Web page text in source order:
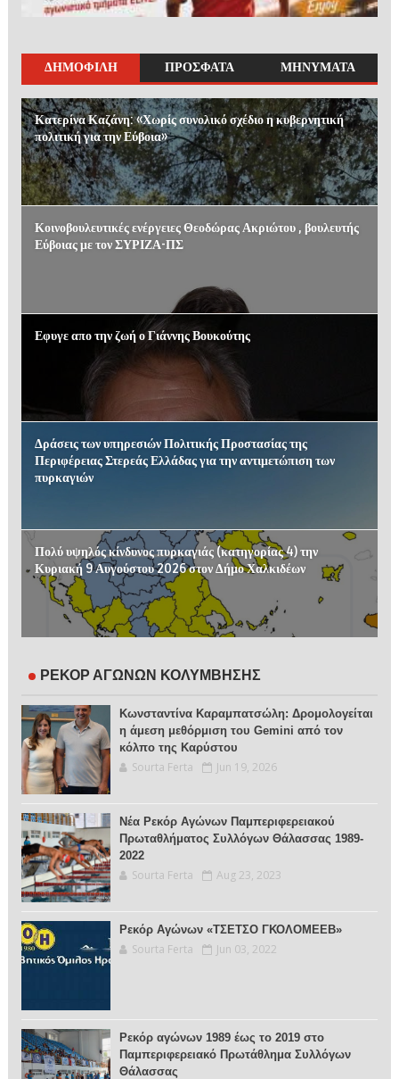
ΔΗΜΟΦΙΛΗ ΠΡΟΣΦΑΤΑ ΜΗΝΥΜΑΤΑ
Κατερίνα Καζάνη: «Χωρίς συνολικό σχέδιο η κυβερνητική
πολιτική για την Εύβοια»
Κοινοβουλευτικές ενέργειες Θεοδώρας Ακριώτου , βουλευτής
Εύβοιας με τον ΣΥΡΙΖΑ-ΠΣ
Εφυγε απο την ζωή ο Γιάννης Βουκούτης
Δράσεις των υπηρεσιών Πολιτικής Προστασίας της
Περιφέρειας Στερεάς Ελλάδας για την αντιμετώπιση των
πυρκαγιών
Πολύ υψηλός κίνδυνος πυρκαγιάς (κατηγορίας 4) την
Κυριακή 9 Αυγούστου 2026 στον Δήμο Χαλκιδέων
ΡΕΚΟΡ ΑΓΩΝΩΝ ΚΟΛΥΜΒΗΣΗΣ
Κωνσταντίνα Καραμπατσώλη: Δρομολογείται
η άμεση μεθόρμιση του Gemini από τον
κόλπο της Καρύστου
Sourta Ferta Jun 19, 2026
Νέα Ρεκόρ Αγώνων Παμπεριφερειακού
Πρωταθλήματος Συλλόγων Θάλασσας 1989-
2022
Sourta Ferta Aug 23, 2023
Ρεκόρ Αγώνων «ΤΣΕΤΣΟ ΓΚΟΛΟΜΕΕΒ»
Sourta Ferta Jun 03, 2022
Ρεκόρ αγώνων 1989 έως το 2019 στο
Παμπεριφερειακό Πρωτάθλημα Συλλόγων
Θάλασσας